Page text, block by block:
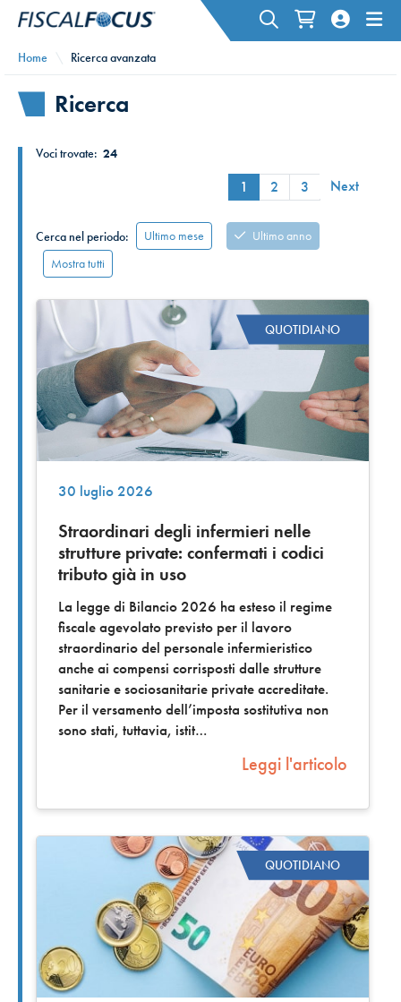
Home Ricerca avanzata
Ricerca
Voci trovate: 24
1 2 3 Next
Cerca nel periodo: Ultimo mese
Ultimo anno
Mostra tutti
QUOTIDIANO
30 luglio 2026
Straordinari degli infermieri nelle
strutture private: confermati i codici
tributo già in uso
La legge di Bilancio 2026 ha esteso il regime
fiscale agevolato previsto per il lavoro
straordinario del personale infermieristico
anche ai compensi corrisposti dalle strutture
sanitarie e sociosanitarie private accreditate.
Per il versamento dell’imposta sostitutiva non
sono stati, tuttavia, istit
Leggi l'articolo
QUOTIDIANO